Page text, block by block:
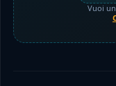
Vuoi